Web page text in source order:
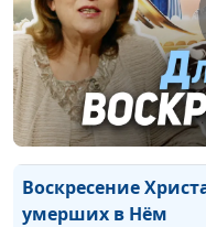
Вы примите силу.
Обещанный дар
Духа
Воскресение
умерших в Нём